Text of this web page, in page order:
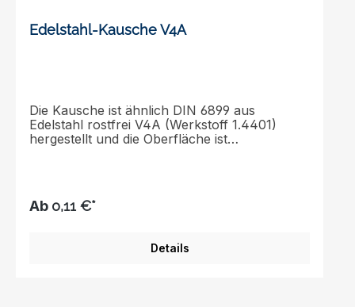
Edelstahl-Kausche V4A
Die Kausche ist ähnlich DIN 6899 aus
Edelstahl rostfrei V4A (Werkstoff 1.4401)
hergestellt und die Oberfläche ist
ausgezeichneter
Korrosionsbeständigkeit.Erhältlich in einer
Ab 0,11 €*
Details